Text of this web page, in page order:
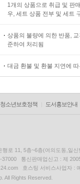
1개의 상품으로 취급 및 판
우, 세트 상품 전부 및 세트
상품의 불량에 의한 반품,
준하여 처리됨
대금 환불 및 환불 지연에
청소년보호정책 도서홍보안내
행로 11, 5층~6층(여의도동,일신
37000 통신판매업신고 : 제
호스팅 서비스사업자 :
All Rights Reserved.